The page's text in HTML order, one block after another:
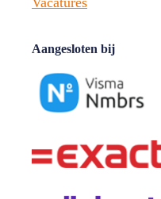
Aangesloten bij